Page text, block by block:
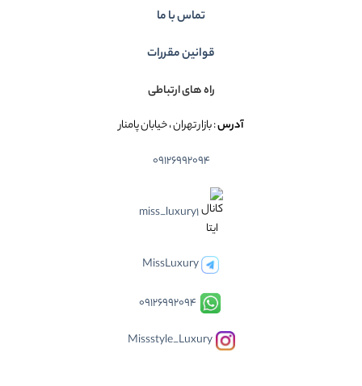
تماس با ما
قوانین مقررات
راه های ارتباطی
آدرس: بازار تهران ، خیابان پامنار
09126992094
miss_luxury1
MissLuxury
09126992094
Missstyle_Luxury